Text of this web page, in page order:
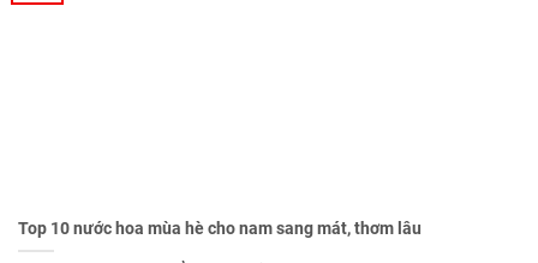
Top 10 nước hoa mùa hè cho nam sang mát, thơm lâu